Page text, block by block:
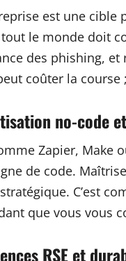
est une cible
tout le monde doit
des phishing, et
coûter la
no-code
Zapier, Make
de code.
C’est
que vous vous
RSE et